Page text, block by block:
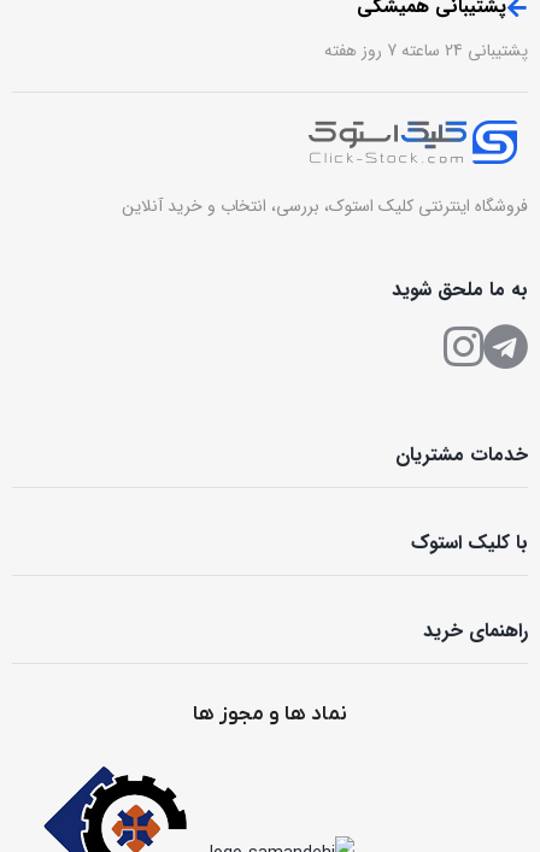
پشتیبانی همیشگی
پشتیبانی 24 ساعته 7 روز هفته
فروشگاه اینترنتی کلیک استوک، بررسی، انتخاب و خرید آنلاین
به ما ملحق شوید
خدمات مشتریان
با کلیک استوک
راهنمای خرید
نماد ها و مجوز ها